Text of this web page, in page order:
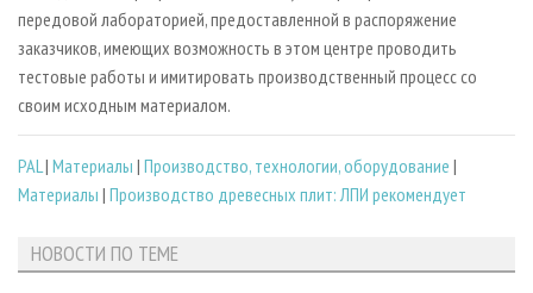
передовой лабораторией, предоставленной в распоряжение
заказчиков, имеющих возможность в этом центре проводить
тестовые работы и имитировать производственный процесс со
своим исходным материалом.
PAL | Материалы | Производство, технологии, оборудование |
Материалы | Производство древесных плит: ЛПИ рекомендует
НОВОСТИ ПО ТЕМЕ